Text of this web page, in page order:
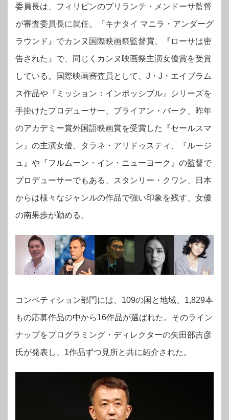
委員長は、フィリピンのブリランテ・メンドーサ監督
が審査委員長に就任。『キナタイ マニラ・アンダーグ
ラウンド』でカンヌ国際映画祭監督賞、『ローサは密
告された』で、同じくカンヌ映画祭主演女優賞を受賞
している。国際映画審査員として、J・J・エイブラム
ス作品や『ミッション：インポッシブル』シリーズを
手掛けたプロデューサー、ブライアン・バーク、昨年
のアカデミー賞外国語映画賞を受賞した『セールスマ
ン』の主演女優、タラネ・アリドゥスティ、『ルージ
ュ』や『フルムーン・イン・ニューヨーク』の監督で
プロデューサーでもある、スタンリー・クワン、日本
からは様々なジャンルの作品で強い印象を残す、女優
の南果歩が勤める。
コンペティション部門には、109の国と地域、1,829本
もの応募作品の中から16作品が選ばれた。そのライン
ナップをプログラミング・ディレクターの矢田部吉彦
氏が発表し、1作品ずつ見所と共に紹介された。